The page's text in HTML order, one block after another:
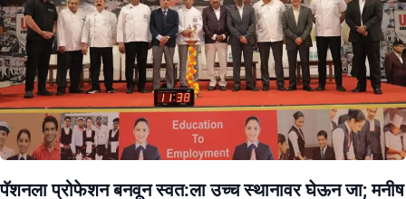
पॅशनला प्रोफेशन बनवून स्वत:ला उच्च स्थानावर घेऊन जा; मनीष